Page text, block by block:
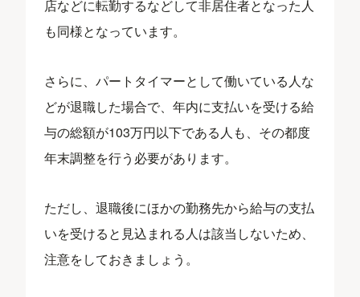
店などに転勤するなどして非居住者となった人
も同様となっています。
さらに、パートタイマーとして働いている人な
どが退職した場合で、年内に支払いを受ける給
与の総額が103万円以下である人も、その都度
年末調整を行う必要があります。
ただし、退職後にほかの勤務先から給与の支払
いを受けると見込まれる人は該当しないため、
注意をしておきましょう。